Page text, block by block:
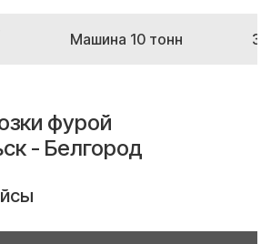
Машина 10 тонн
фурой
- Белгород